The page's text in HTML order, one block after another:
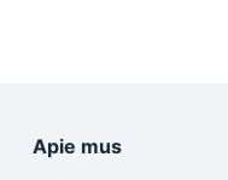
Apie mus